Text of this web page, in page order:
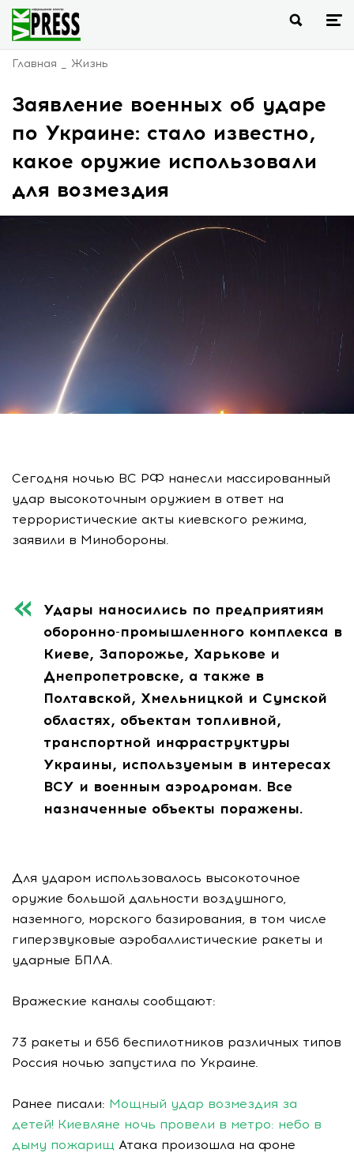
Главная Жизнь
Заявление военных об ударе
по Украине: стало известно,
какое оружие использовали
для возмездия
Сегодня ночью ВС РФ нанесли массированный
удар высокоточным оружием в ответ на
террористические акты киевского режима,
заявили в Минобороны.
Удары наносились по предприятиям
оборонно-промышленного комплекса в
Киеве, Запорожье, Харькове и
Днепропетровске, а также в
Полтавской, Хмельницкой и Сумской
областях, объектам топливной,
транспортной инфраструктуры
Украины, используемым в интересах
ВСУ и военным аэродромам. Все
назначенные объекты поражены.
Для ударом использовалось высокоточное
оружие большой дальности воздушного,
наземного, морского базирования, в том числе
гиперзвуковые аэробаллистические ракеты и
ударные БПЛА.
Вражеские каналы сообщают:
73 ракеты и 656 беспилотников различных типов
Россия ночью запустила по Украине.
Ранее писали: Мощный удар возмездия за
детей! Киевляне ночь провели в метро: небо в
дыму пожарищ Атака произошла на фоне